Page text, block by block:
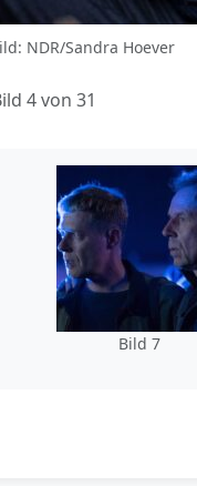
NDR/Sandra Hoever
4 von 31
Bild 7